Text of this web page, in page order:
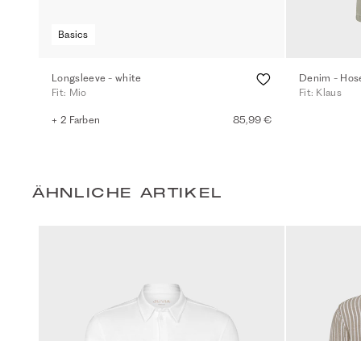
Basics
Longsleeve - white
Fit: Mio
+ 2 Farben 85,99 €
Denim -
Fit: Klaus
ÄHNLICHE ARTIKEL